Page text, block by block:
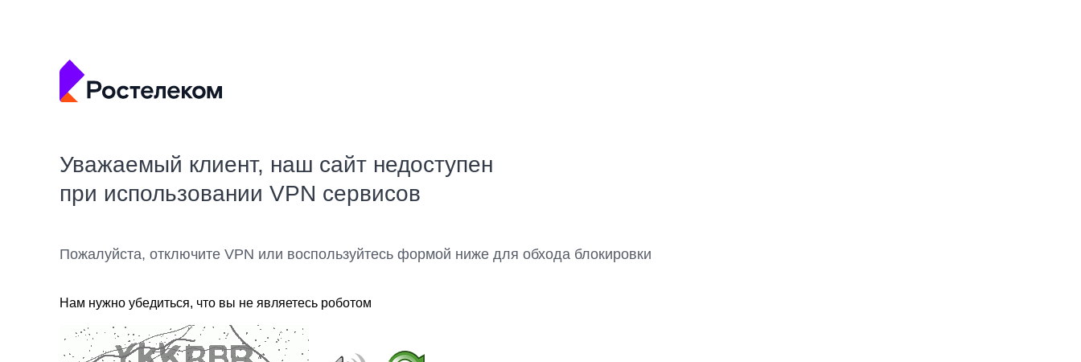
Уважаемый клиент, наш сайт недоступен
при использовании VPN сервисов
Пожалуйста, отключите VPN или воспользуйтесь формой ниже для обхода блокировки
Нам нужно убедиться, что вы не являетесь роботом